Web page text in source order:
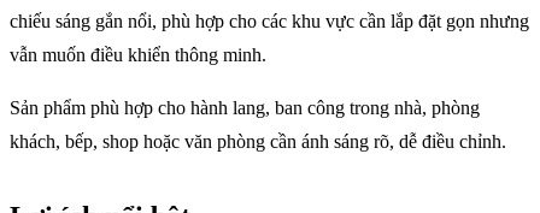
chiếu sáng gắn nổi, phù hợp cho các khu vực cần lắp đặt gọn nhưng
vẫn muốn điều khiển thông minh.
Sản phẩm phù hợp cho hành lang, ban công trong nhà, phòng
khách, bếp, shop hoặc văn phòng cần ánh sáng rõ, dễ điều chỉnh.